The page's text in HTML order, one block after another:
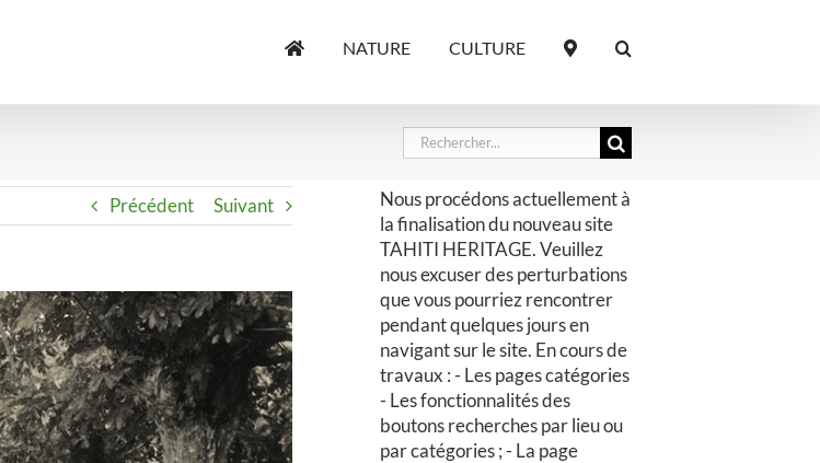
NATURE CULTURE
Rechercher:
Précédent Suivant
Nous procédons actuellement à
la finalisation du nouveau site
TAHITI HERITAGE. Veuillez
nous excuser des perturbations
que vous pourriez rencontrer
pendant quelques jours en
navigant sur le site. En cours de
travaux : - Les pages catégories
- Les fonctionnalités des
boutons recherches par lieu ou
par catégories ; - La page